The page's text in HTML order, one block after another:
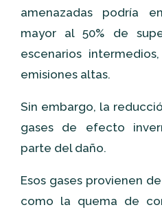
amenazadas podría
mayor al 50% de
escenarios
emisiones altas.
Sin embargo, la
gases de efecto
parte del daño.
Esos gases provienen
como la quema de